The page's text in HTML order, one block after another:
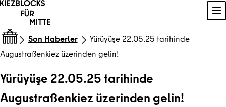
İçeriğe geç
Son Haberler
Yürüyüşe 22.05.25 tarihinde
Augustraßenkiez üzerinden gelin!
Yürüyüşe 22.05.25 tarihinde
Augustraßenkiez üzerinden gelin!